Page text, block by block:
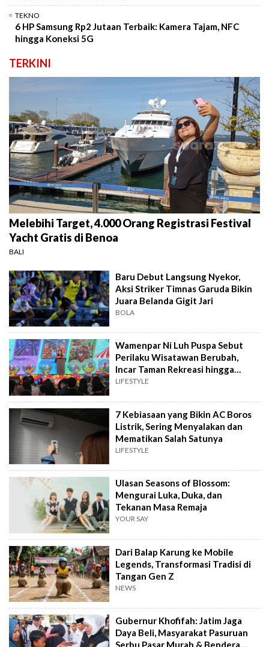
TEKNO
6 HP Samsung Rp2 Jutaan Terbaik: Kamera Tajam, NFC
hingga Koneksi 5G
TERKINI
Melebihi Target, 4.000 Orang Registrasi Festival
Yacht Gratis di Benoa
BALI
Baru Debut Langsung Nyekor,
Aksi Striker Timnas Garuda Bikin
Juara Belanda Gigit Jari
BOLA
Wamenpar Ni Luh Puspa Sebut
Perilaku Wisatawan Berubah,
Incar Taman Rekreasi hingga
Atraksi Wisata
LIFESTYLE
7 Kebiasaan yang Bikin AC Boros
Listrik, Sering Menyalakan dan
Mematikan Salah Satunya
LIFESTYLE
Ulasan Seasons of Blossom:
Mengurai Luka, Duka, dan
Tekanan Masa Remaja
YOUR SAY
Dari Balap Karung ke Mobile
Legends, Transformasi Tradisi di
Tangan Gen Z
NEWS
Gubernur Khofifah: Jatim Jaga
Daya Beli, Masyarakat Pasuruan
Serbu Pasar Murah & Bendera